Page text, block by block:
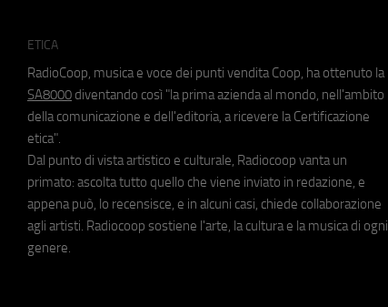
ETICA
RadioCoop, musica e voce dei punti vendita Coop, ha ottenuto la
SA8000 diventando così "la prima azienda al mondo, nell'ambito
della comunicazione e dell'editoria, a ricevere la Certificazione
etica".
Dal punto di vista artistico e culturale, Radiocoop vanta un
primato: ascolta tutto quello che viene inviato in redazione, e
appena può, lo recensisce, e in alcuni casi, chiede collaborazione
agli artisti. Radiocoop sostiene l'arte, la cultura e la musica di ogni
genere.